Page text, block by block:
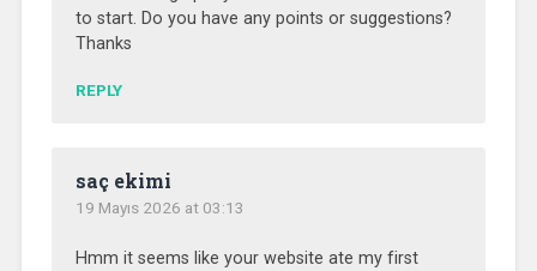
to start. Do you have any points or suggestions?
Thanks
REPLY
saç ekimi
19 Mayıs 2026 at 03:13
Hmm it seems like your website ate my first